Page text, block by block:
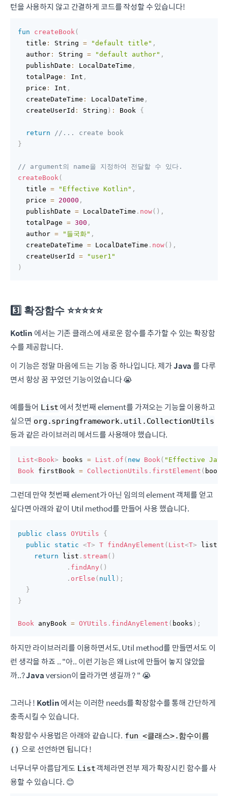
턴을 사용하지 않고 간결하게 코드를 작성할 수 있습니다!
fun createBook(
  title
: String = "default title" ,
  author
: String = "default author" ,
  publishDate
: LocalDateTime ,
  totalPage
: Int ,
  price
: Int ,
  createDateTime
: LocalDateTime ,
  createUserId
: String ) : Book {
return
//... create book
}
// argument의 name을 지정하여 전달할 수 있다.
createBook(
  title
= "Effective Kotlin" ,
  price
= 20000 ,
  publishDate
= LocalDateTime . now( ) ,
  totalPage
= 300 ,
  author
= "들국화" ,
  createDateTime
= LocalDateTime . now( ) ,
  createUserId
=
"user1"
)
3️⃣ 확장함수 ⭐️⭐️⭐️⭐️⭐️
Kotlin 에서는 기존 클래스에 새로운 함수를 추가할 수 있는 확장함
수를 제공합니다.
이 기능은 정말 마음에 드는 기능 중 하나입니다. 제가Java를 다루
면서 항상 꿈 꾸었던 기능이었습니다 😭
예를들어 List 에서 첫번째 element를 가져오는 기능을 이용하고
싶으면 org.springframework.util.CollectionUtils
등과 같은 라이브러리 메서드를 사용해야 했습니다.
List<Book> books = List . of ( new Book ( "Effective
Book firstBook = CollectionUtils . firstElement ( books
그런데 만약 첫번째 element가 아닌 임의의 element 객체를 얻고
싶다면 아래와 같이 Util method를 만들어 사용 했습니다.
public class OYUtils
{
public
static <T> T findAnyElement ( List<T> list
return list . stream( )
. findAny ( )
. orElse ( null ) ;
}
}
Book anyBook = OYUtils . findAnyElement ( books ) ;
하지만 라이브러리를 이용하면서도, Util method를 만들면서도 이
런 생각을 하죠 .. "아.. 이런 기능은 왜 List에 만들어 놓지 않았을
까..?Javaversion이 올라가면 생길까 ? " 😭
그러나 ! Kotlin에서는 이러한 needs를 확장함수를 통해 간단하게
충족시킬 수 있습니다.
확장함수 사용법은 아래와 같습니다. fun <클래스>.함수이름
() 으로 선언하면 됩니다 !
너무너무 아름답게도 List객체라면 전부 제가 확장시킨 함수를 사
용할 수 있습니다. 😊